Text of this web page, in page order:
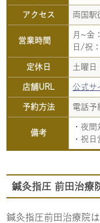
アクセス 両国駅
営業時間
月~金
日/祝
定休日 土曜日
店舗URL 公式サ
予約方法 電話予
備考
・夜間
・祝日
鍼灸指圧 前田治療
鍼灸指圧前田治療院